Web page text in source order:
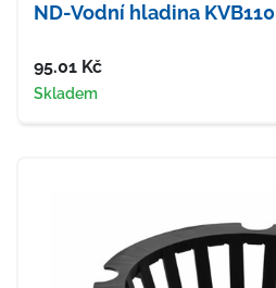
ND-Vodní hladina KVB110
Cena
95.01 Kč
Dostupnost
Skladem